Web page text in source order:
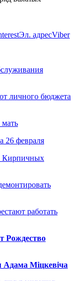
Эл. адресViber
личного бюджета
26 февраля
Кирпичных
работать
Рождество
Адама Міцкевіча